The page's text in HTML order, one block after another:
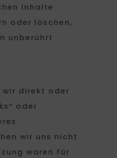
Inhalte
oder löschen,
unberührt
direkt oder
oder
wir uns nicht
waren für